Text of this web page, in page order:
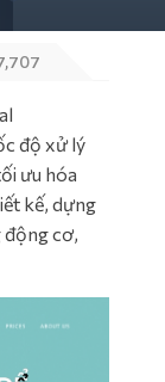
độ xử lý
ưu hóa
kế, dựng
động cơ,